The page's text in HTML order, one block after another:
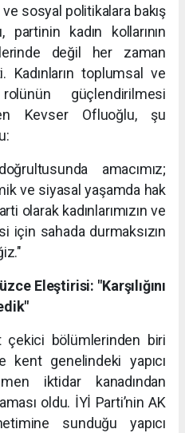
ve sosyal politikalara bakış
partinin kadın kollarının
değil her zaman
Kadınların toplumsal ve
güçlendirilmesi
Kevser Ofluoğlu, şu
amacımız;
ve siyasal yaşamda hak
olarak kadınlarımızın ve
için sahada durmaksızın
Eleştirisi: "Karşılığını
çekici bölümlerinden biri
genelindeki yapıcı
iktidar kanadından
oldu. İYİ Parti’nin AK
sunduğu yapıcı